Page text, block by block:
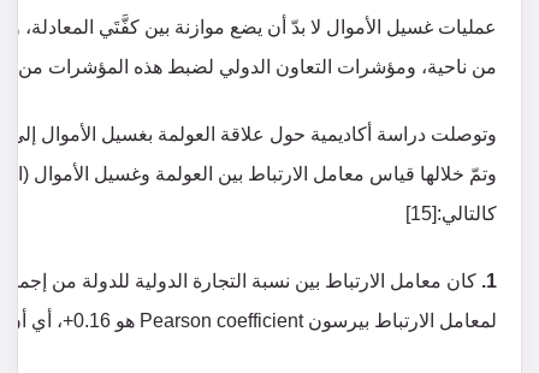
عمليات غسيل الأموال لا بدّ أن يضع موازنة بين كفَّتَي
من ناحية، ومؤشرات التعاون الدولي لضبط هذه المؤشرات من
وتمّ خلالها قياس معامل الارتباط بين العولمة وغسيل الأموال
كالتالي:[15]
1. كان معامل الارتباط بين نسبة التجارة الدولية للدولة من
لمعامل الارتباط بيرسون Pearson coefficient هو 0.16+، أي أن هناك علاقة لكنها محدودة.